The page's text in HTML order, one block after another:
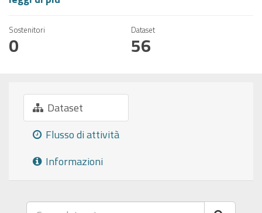
Sostenitori
0
Dataset
56
Dataset
Flusso di attività
Informazioni